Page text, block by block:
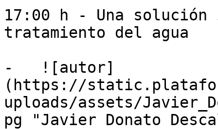
17:00 h - Una
tratamiento del agua
-   ![autor]
(https://
uploads/assets/
pg "Javier Donato